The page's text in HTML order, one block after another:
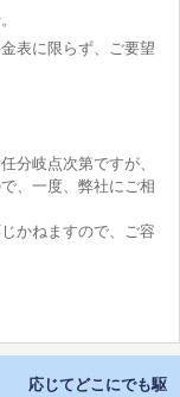
。
表に限らず、ご要望
分岐点次第ですが、
、一度、弊社にご相
かねますので、ご容
応じてどこにでも駆